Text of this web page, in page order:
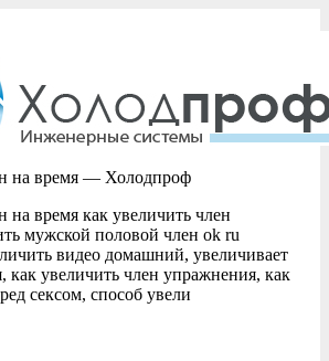
на время — Холодпроф
на время как увеличить член
мужской половой член ok ru
видео домашний, увеличивает
как увеличить член упражнения, как
сексом, способ увели